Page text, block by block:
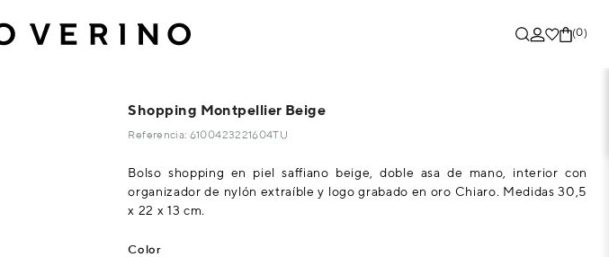
(0)
Shopping Montpellier Beige
Referencia: 6100423221604TU
Bolso shopping en piel saffiano beige, doble asa de mano, interior con
organizador de nylón extraíble y logo grabado en oro Chiaro. Medidas 30,5
x 22 x 13 cm.
Color